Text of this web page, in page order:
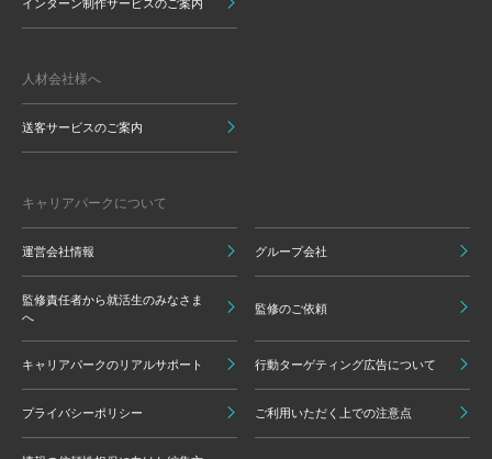
インターン制作サービスのご案内
人材会社様へ
送客サービスのご案内
キャリアパークについて
運営会社情報 グループ会社
監修責任者から就活生のみなさま
へ
監修のご依頼
キャリアパークのリアルサポート 行動ターゲティング広告について
プライバシーポリシー ご利用いただく上での注意点